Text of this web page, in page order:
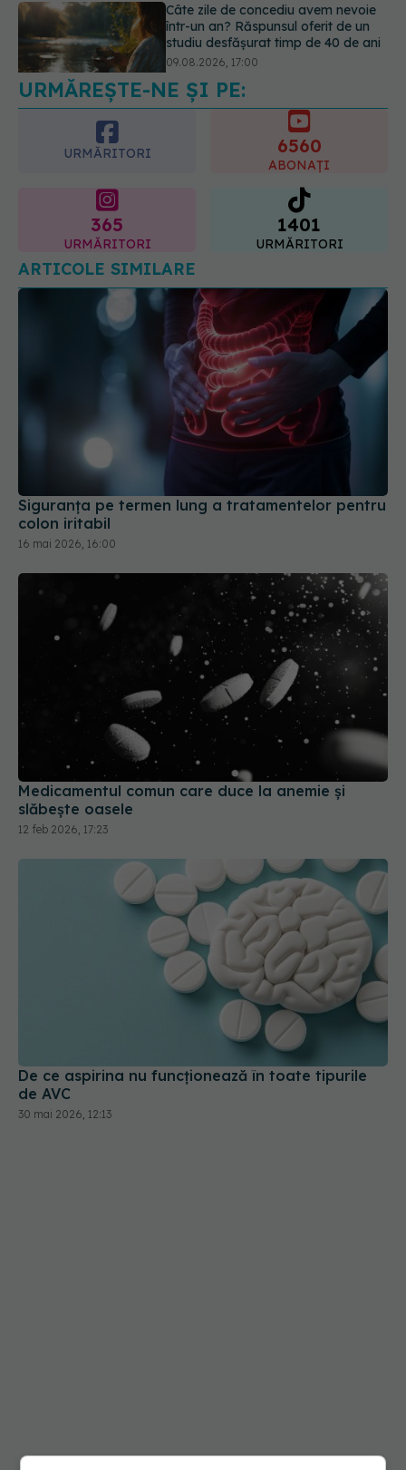
Reclamele din platformele medicale
AI pot influența prescrierea
medicamentelor
URMĂREȘTE-NE ȘI PE:
URMĂRITORI
365 1401
URMĂRITORI
ARTICOLE SIMILARE
Siguranța pe termen lung a tratamentelor pentru
16 mai 2026, 16:00
Medicamentul comun care duce la anemie și
slăbește oasele
De ce aspirina nu funcționează în toate tipurile